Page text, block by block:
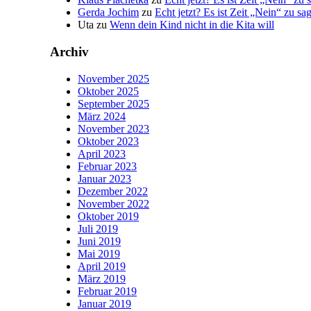
Gerda Jochim zu Echt jetzt? Es ist Zeit „Nein“ zu
Uta zu Wenn dein Kind nicht in die Kita will
Archiv
November 2025
Oktober 2025
September 2025
März 2024
November 2023
Oktober 2023
April 2023
Februar 2023
Januar 2023
Dezember 2022
November 2022
Oktober 2019
Juli 2019
Juni 2019
Mai 2019
April 2019
März 2019
Februar 2019
Januar 2019